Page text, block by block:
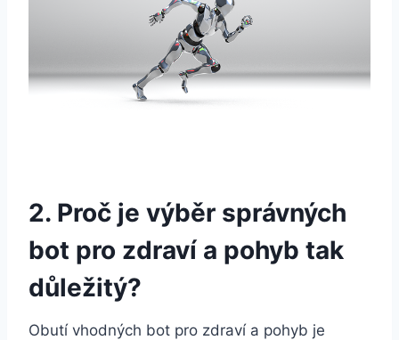
2. ⁢Proč​ je ​výběr správných⁣
bot pro⁣ zdraví a pohyb ‍tak
důležitý?
Obutí vhodných‌ bot ⁣pro zdraví a pohyb je